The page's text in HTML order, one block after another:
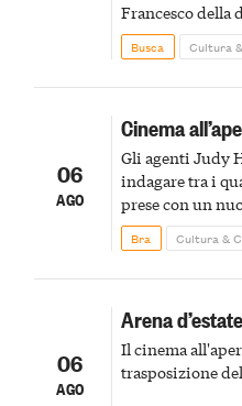
Francesco della
agli uccelli, le
Busca Cultura
06
AGO
Cinema
Gli agenti Judy
indagare tra i
prese con un
Bra Cultura &
06
AGO
Arena
Il cinema
trasposizione